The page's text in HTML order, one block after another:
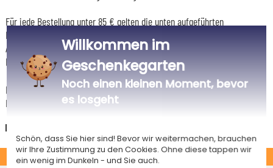
Für jede Bestellung unter 85 € gelten die unten aufgeführten
Lieferkosten für den Kauf dieses Artikels.
Artikel, die in unserem Atelier personalisiert werden (etwa 95% unserer
Produkte), sind mit dem Logo
gekennzeichnet.
Das Voraussichtliche Lieferdatum ist nur bei einer Zahlung per PayPal,
Kreditkarte oder Sofortüberweisung gültig.
Deutschland
STANDARD
Willkommen im
Geschenkegarten
Noch einen kleinen Moment, bevor
es losgeht
Schön, dass Sie hier sind! Bevor wir weitermachen, brauchen
wir Ihre Zustimmung zu den Cookies. Ohne diese tappen wir
ein wenig im Dunkeln - und Sie auch.